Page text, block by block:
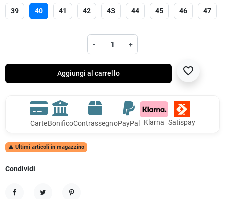
39 40 41 42 43 44 45 46 47
- +
Aggiungi al carrello favorite_border
CarteBonificoContrassegnoPayPal Klarna Satispay
 Ultimi articoli in magazzino
Condividi